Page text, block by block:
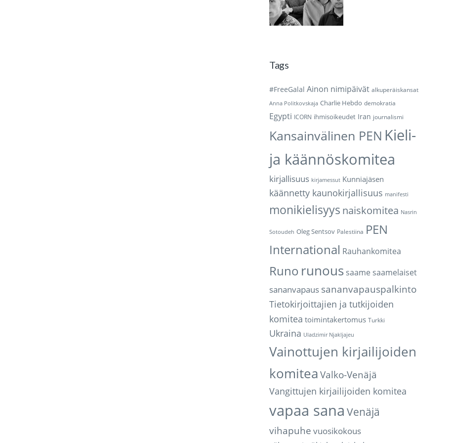
Tags
#FreeGalal Ainon nimipäivät alkuperäiskansat
Anna Politkovskaja Charlie Hebdo demokratia
Egypti ICORN ihmisoikeudet Iran journalismi
Kansainvälinen PEN Kieli-
ja käännöskomitea
kirjallisuus kirjamessut Kunniajäsen
käännetty kaunokirjallisuus manifesti
monikielisyys naiskomitea Nasrin
Sotoudeh Oleg Sentsov Palestiina PEN
International Rauhankomitea
Runo runous saame saamelaiset
sananvapaus sananvapauspalkinto
Tietokirjoittajien ja tutkijoiden
komitea toimintakertomus Turkki
Ukraina Uladzimir Njakljajeu
Vainottujen kirjailijoiden
komitea Valko-Venäjä
Vangittujen kirjailijoiden komitea
vapaa sana Venäjä
vihapuhe vuosikokous